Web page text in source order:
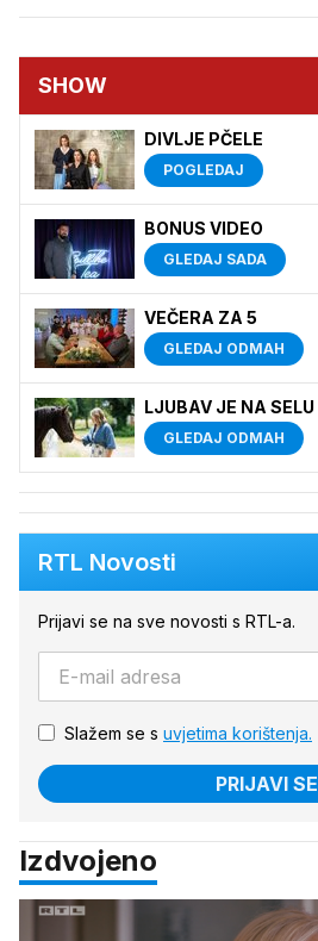
SHOW
DIVLJE PČELE
POGLEDAJ
BONUS VIDEO
GLEDAJ SADA
VEČERA ZA 5
GLEDAJ ODMAH
LJUBAV JE NA SELU
GLEDAJ ODMAH
RTL Novosti
Prijavi se na sve novosti s RTL-a.
Slažem se s uvjetima korištenja.
PRIJAVI SE
Izdvojeno